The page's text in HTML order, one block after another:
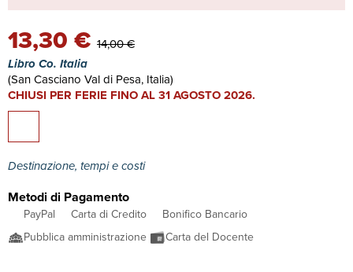
13,30 € 14,00 €
Libro Co. Italia
(San Casciano Val di Pesa, Italia)
CHIUSI PER FERIE FINO AL 31 AGOSTO 2026.
Destinazione, tempi e costi
Metodi di Pagamento
PayPal Carta di Credito
Bonifico Bancario
Pubblica amministrazione
Carta del Docente